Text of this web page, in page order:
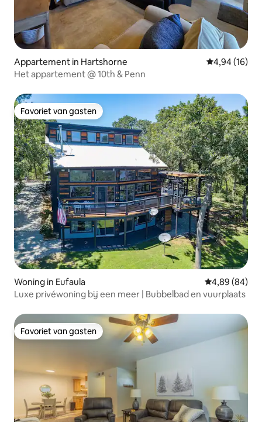
Appartement in Hartshorne Gemiddelde
4,94 (16)
Het appartement @ 10th & Penn
Favoriet van gasten
Favoriet van gasten
Woning in Eufaula Gemiddelde
4,89 (84)
Luxe privéwoning bij een meer | Bubbelbad en vuurplaats
Favoriet van gasten
Favoriet van gasten